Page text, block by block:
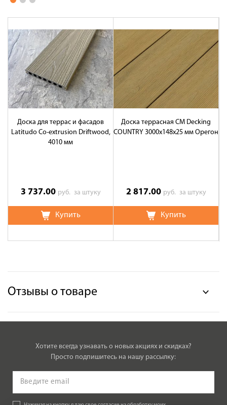
Доска для террас и фасадов
Latitudo Co-extrusion Driftwood,
4010 мм
3 737.00 руб. за штуку
Купить
Доска террасная CM Decking
COUNTRY 3000x148x25 мм Орегон
2 817.00 руб. за штуку
Купить
Отзывы о товаре
Хотите всегда узнавать о новых акциях и скидках?
Просто подпишитесь на нашу рассылку: